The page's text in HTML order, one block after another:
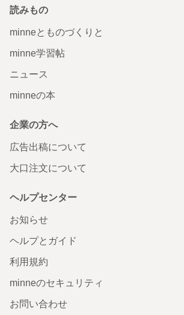
読みもの
minneとものづくりと
minne学習帖
ニュース
minneの本
企業の方へ
広告出稿について
大口注文について
ヘルプセンター
お知らせ
ヘルプとガイド
利用規約
minneのセキュリティ
お問い合わせ